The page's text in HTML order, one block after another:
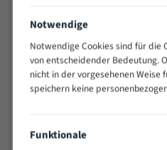
50 - 120
80 - 180
3/4
130 -
350
2/3
150 -
600
Notwendige
Notwendige Cookies sind für die
von entscheidender Bedeutung.
nicht in der vorgesehenen Weise
speichern keine
Funktionale